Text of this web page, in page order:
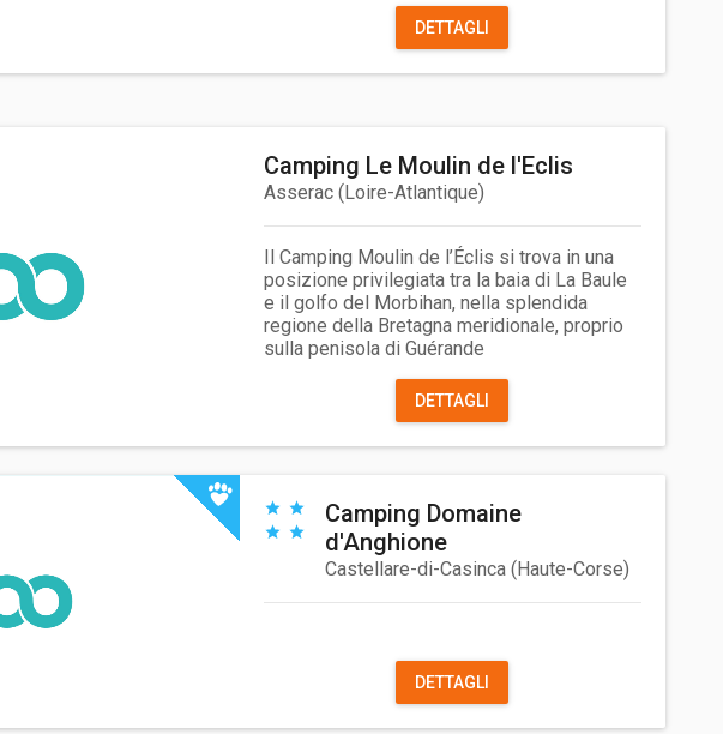
DETTAGLI
Camping Le Moulin de l'Eclis
Asserac( Loire-Atlantique)
Il Camping Moulin de l’Éclis si trova in una
posizione privilegiata tra la baia di La Baule
e il golfo del Morbihan, nella splendida
regione della Bretagna meridionale, proprio
sulla penisola di Guérande
DETTAGLI
Camping Domaine
d'Anghione
Castellare-di-Casinca(Haute-Corse)
DETTAGLI